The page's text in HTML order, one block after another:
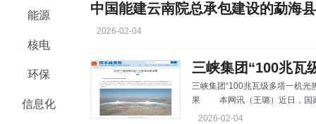
能源
核电
环保
信息化
中国能建云南院总承包建设的勐海
2026-02-04
三峡集团“100兆瓦级多塔一机光
果 本网讯（王璐）近日，国家能源局发布2025年度能源行业十大科技创新成果，
由三峡集团打造的“100兆瓦级
2026-02-04